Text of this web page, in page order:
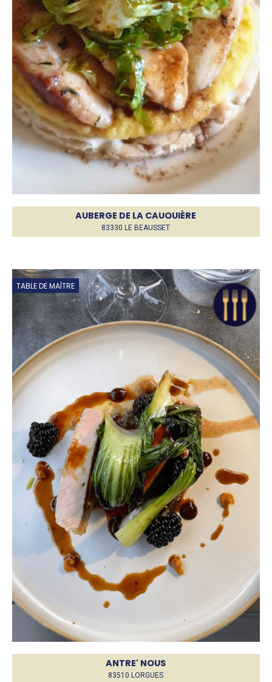
AUBERGE DE LA CAUQUIÈRE
83330 LE BEAUSSET
TABLE DE MAÎTRE
ANTRE' NOUS
83510 LORGUES